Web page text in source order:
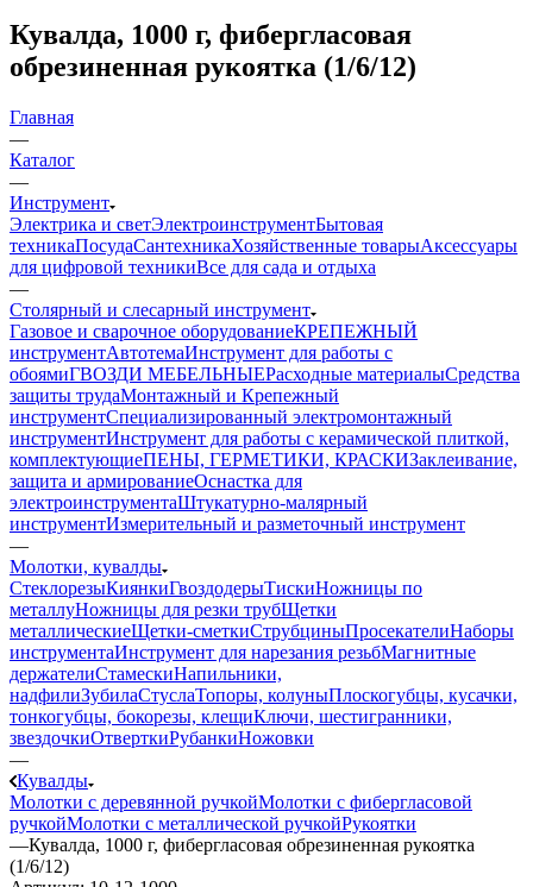
Кувалда, 1000 г, фибергласовая
обрезиненная рукоятка (1/6/12)
Главная
—
Каталог
—
Инструмент
Электрика и светЭлектроинструментБытовая
техникаПосудаСантехникаХозяйственные товарыАксессуары
для цифровой техникиВсе для сада и отдыха
—
Столярный и слесарный инструмент
Газовое и сварочное оборудованиеКРЕПЕЖНЫЙ
инструментАвтотемаИнструмент для работы с
обоямиГВОЗДИ МЕБЕЛЬНЫЕРасходные материалыСредства
защиты трудаМонтажный и Крепежный
инструментСпециализированный электромонтажный
инструментИнструмент для работы с керамической плиткой,
комплектующиеПЕНЫ, ГЕРМЕТИКИ, КРАСКИЗаклеивание,
защита и армированиеОснастка для
электроинструментаШтукатурно-малярный
инструментИзмерительный и разметочный инструмент
—
Молотки, кувалды
СтеклорезыКиянкиГвоздодерыТискиНожницы по
металлуНожницы для резки трубЩетки
металлическиеЩетки-сметкиСтрубциныПросекателиНаборы
инструментаИнструмент для нарезания резьбМагнитные
держателиСтамескиНапильники,
надфилиЗубилаСтуслаТопоры, колуныПлоскогубцы, кусачки,
тонкогубцы, бокорезы, клещиКлючи, шестигранники,
звездочкиОтверткиРубанкиНожовки
—
Кувалды
Молотки с деревянной ручкойМолотки с фибергласовой
ручкойМолотки с металлической ручкойРукоятки
—Кувалда, 1000 г, фибергласовая обрезиненная рукоятка
(1/6/12)